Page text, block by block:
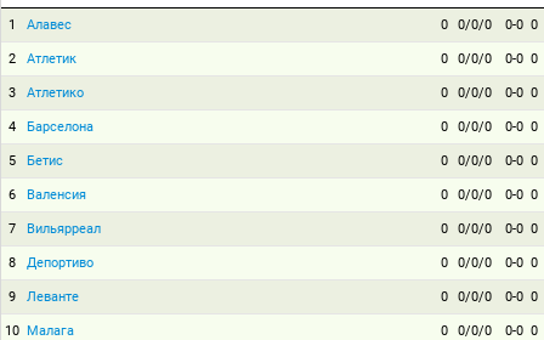
1 Алавес 0 0/0/0 0-0 0
2 Атлетик 0 0/0/0 0-0 0
3 Атлетико 0 0/0/0 0-0 0
4 Барселона 0 0/0/0 0-0 0
5 Бетис 0 0/0/0 0-0 0
6 Валенсия 0 0/0/0 0-0 0
7 Вильярреал 0 0/0/0 0-0 0
8 Депортиво 0 0/0/0 0-0 0
9 Леванте 0 0/0/0 0-0 0
10 Малага 0 0/0/0 0-0 0